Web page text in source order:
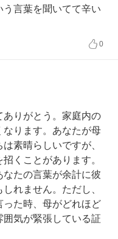
言葉を聞いてて辛い
0
ありがとう。家庭内の
なります。あなたが母
素晴らしいですが、
くことがあります。
たの言葉が余計に彼
れません。ただし、
った時、母がどれほど
気が緊張している証